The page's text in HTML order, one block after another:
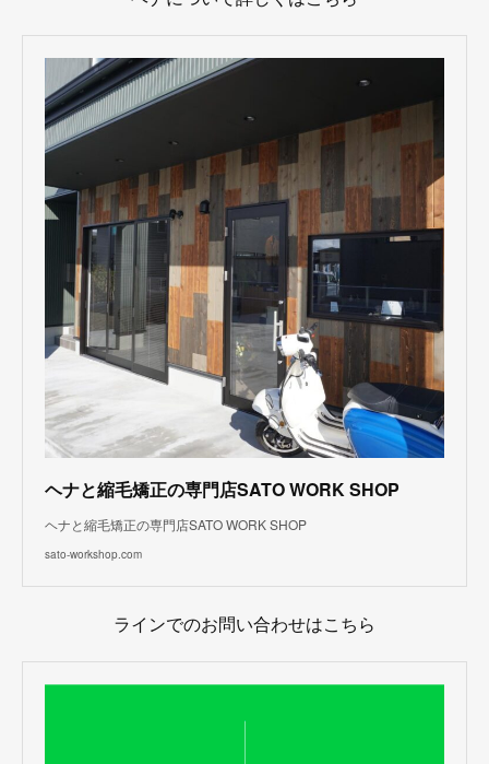
ヘナと縮毛矯正の専門店SATO WORK SHOP
ヘナと縮毛矯正の専門店SATO WORK SHOP
sato-workshop.com
ラインでのお問い合わせはこちら